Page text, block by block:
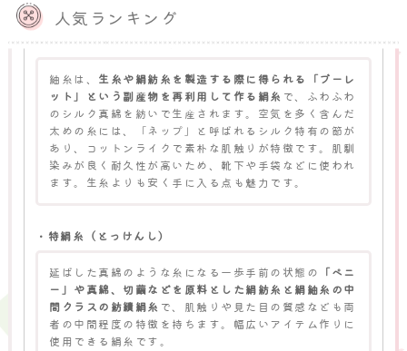
人気ランキング
・絹紬糸（けんちゅうし）：ノイルシルク
紬糸は、 生糸や絹紡糸を製造する際に得られる「ブーレ
ット」という副産物を再利用して作る絹糸 で、ふわふわ
のシルク真綿を紡いで生産されます。空気を多く含んだ
太めの糸には、「ネップ」と呼ばれるシルク特有の節が
あり、コットンライクで素朴な肌触りが特徴です。肌馴
染みが良く耐久性が高いため、靴下や手袋などに使われ
ます。生糸よりも安く手に入る点も魅力です。
・特絹糸（とっけんし）
延ばした真綿のような糸になる一歩手前の状態の 「ペニ
ー」や真綿、切繭などを原料とした絹紡糸と絹紬糸の中
間クラスの紡績絹糸 で、肌触りや見た目の質感なども両
者の中間程度の特徴を持ちます。幅広いアイテム作りに
使用できる絹糸です。